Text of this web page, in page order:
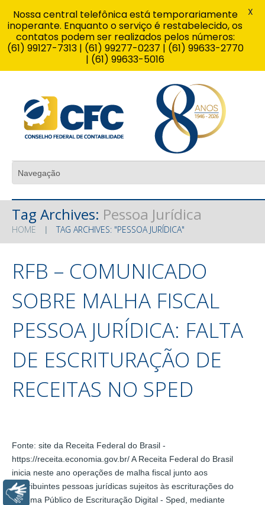
Tag Archives: Pessoa Jurídica
HOME TAG ARCHIVES: "PESSOA JURÍDICA"
RFB – COMUNICADO
SOBRE MALHA FISCAL
PESSOA JURÍDICA: FALTA
DE ESCRITURAÇÃO DE
RECEITAS NO SPED
Fonte: site da Receita Federal do Brasil -
https://receita.economia.gov.br/ A Receita Federal do Brasil
inicia neste ano operações de malha fiscal junto aos
contribuintes pessoas jurídicas sujeitos às escriturações do
Sistema Público de Escrituração Digital - Sped, mediante
Nossa central telefônica está temporariamente
inoperante. Enquanto o serviço é restabelecido, os
contatos podem ser realizados pelos números:
(61) 99127-7313 | (61) 99277-0237 | (61) 99633-2770
| (61) 99633-5016
X
Libras